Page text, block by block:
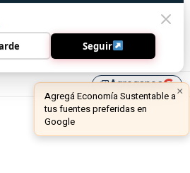
library_addAgreganos
Seguir